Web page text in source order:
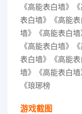
《高能表白墙》
表白墙》《高能
墙》《高能表白墙
《高能表白墙》
表白墙》《高能
墙》《高能表白墙
《琅琊榜
游戏截图